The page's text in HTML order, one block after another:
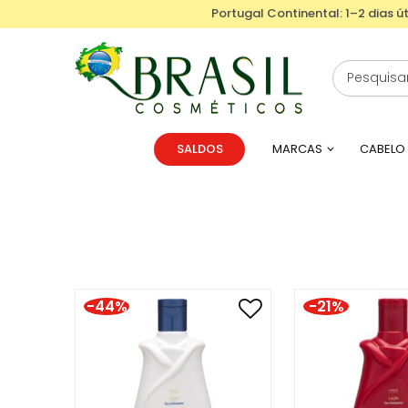
Portugal Continental: 1–2 dias
SALDOS MARCAS CABELO
-44% -21%